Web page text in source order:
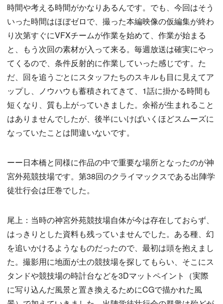
時間や考える時間がかなりあるんです。でも、今回はそう
いった時間はほぼゼロで、撮った本編映像の仮編集が終わ
り次第すぐにVFXチームが作業を始めて、作業が始まる
と、もう次回の素材が入って来る。毎週放送は確実にやっ
てくるので、条件反射的に作業していった感じです。た
だ、回を追うごとにスタッフたちのスキルも目に見えてア
ップし、ノウハウも蓄積されてきて、1話に掛かる時間も
短くなり、質も上がっていきました。余裕が生まれること
はありませんでしたが、後半にいけばいくほどスムーズに
なっていたことは間違いないです。
ーー日本橋と同様に作品の中で重要な場所となったのが神
宮外苑競技場です。第38回のクライマックスである出陣学
徒壮行会は圧巻でした。
尾上：当時の神宮外苑競技場自体が今は存在しておらず、
はっきりとした資料も残っていませんでした。ある種、幻
を追いかけるようなものだったので、最初は頭を抱えまし
た。撮影用に地面が土の競技場を探してもらい、そこにス
タンドや競技場の時計台などを3Dマットペイント（実際
に写り込んだ風景と置き換えるためにCGで描かれた風